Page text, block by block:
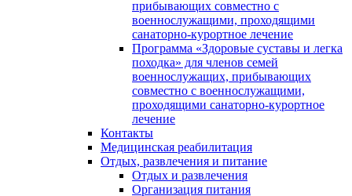
прибывающих совместно с
военнослужащими, проходящими
санаторно-курортное лечение
Программа «Здоровые суставы и легка
походка» для членов семей
военнослужащих, прибывающих
совместно с военнослужащими,
проходящими санаторно-курортное
лечение
Контакты
Медицинская реабилитация
Отдых, развлечения и питание
Отдых и развлечения
Организация питания